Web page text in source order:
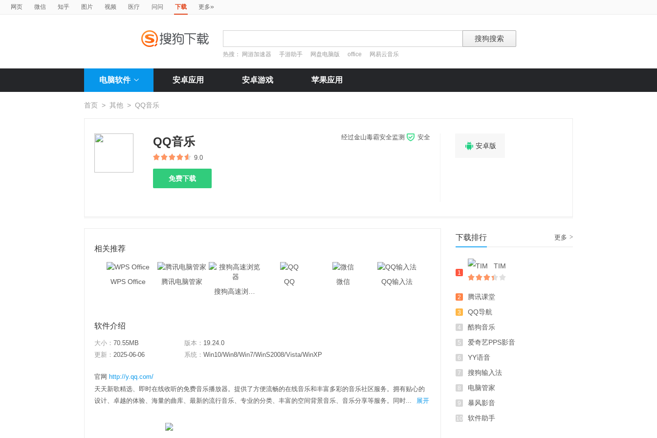
网页 微信 知乎 图片 视频 医疗 问问 下载 更多»
热搜： 网游加速器 手游助手 网盘电脑版 office 网易云音乐
电脑软件 安卓应用 安卓游戏 苹果应用
首页 > 其他 > QQ音乐
 安卓版
QQ音乐
9.0
免费下载
经过金山毒霸安全监测 安全
相关推荐
WPS Office
腾讯电脑管家
QQ 微信 QQ输入法
软件介绍
大小： 70.55MB 版本： 19.24.0
更新： 2025-06-06 系统： Win10/Win8/Win7/WinS2008/Vista/WinXP
官网 http://y.qq.com/
天天新歌精选、即时在线收听的免费音乐播放器。提供了方便流畅的在线音乐和丰富多彩的音乐社区服务。拥有贴心的
设计、卓越的体验、海量的曲库、最新的流行音乐、专业的分类、丰富的空间背景音乐、音乐分享等服务。同时...
展开
下载排行 更多 >
1
TIM
2 腾讯课堂
3 QQ导航
4 酷狗音乐
5 爱奇艺PPS影音
6 YY语音
7 搜狗输入法
8 电脑管家
9 暴风影音
10 软件助手